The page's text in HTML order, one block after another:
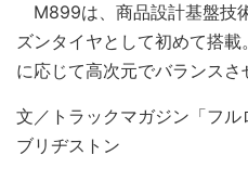
M899は、商品設計基盤技
ズンタイヤとして初めて搭
に応じて高次元でバランスさ
文／トラックマガジン「フ
ブリヂストン